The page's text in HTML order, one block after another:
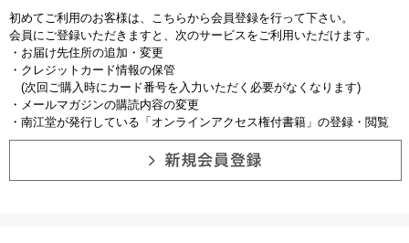
初めてご利用のお客様は、こちらから会員登録を行って下さい。
会員にご登録いただきますと、次のサービスをご利用いただけます。
・お届け先住所の追加・変更
・クレジットカード情報の保管
(次回ご購入時にカード番号を入力いただく必要がなくなります)
・メールマガジンの購読内容の変更
・南江堂が発行している「オンラインアクセス権付書籍」の登録・閲覧